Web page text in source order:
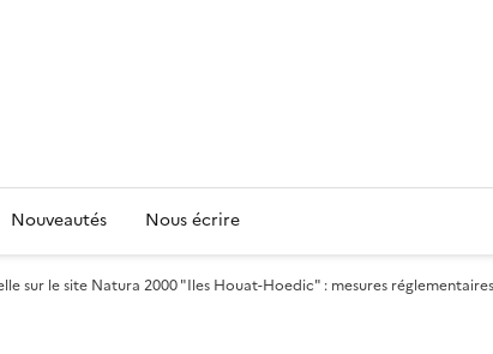
Nouveautés Nous écrire
sur le site Natura 2000 "Iles Houat-Hoedic" : mesures